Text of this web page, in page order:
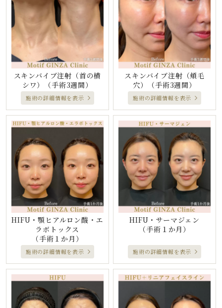
スキンバイブ注射（首の横
シワ）
（手術3週間）
施術の詳細情報を表示
スキンバイブ注射（頬毛
穴）
（手術3週間）
施術の詳細情報を表示
HIFU・顎ヒアルロン酸・エ
ラボトックス
（手術１か月）
施術の詳細情報を表示
HIFU・サーマジェン
（手術１か月）
施術の詳細情報を表示